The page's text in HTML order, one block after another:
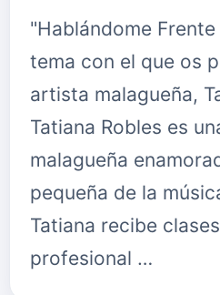
"Hablándome
tema con el que os
artista malagueña,
Tatiana Robles es
malagueña
pequeña de la
Tatiana recibe
profesional …